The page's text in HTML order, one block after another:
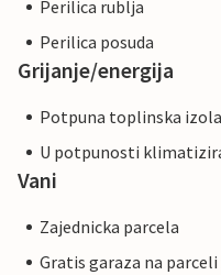
Perilica rublja
Perilica posuda
Grijanje/energija
Potpuna toplinska
U potpunosti
Vani
Zajednicka parcela
Gratis garaza na